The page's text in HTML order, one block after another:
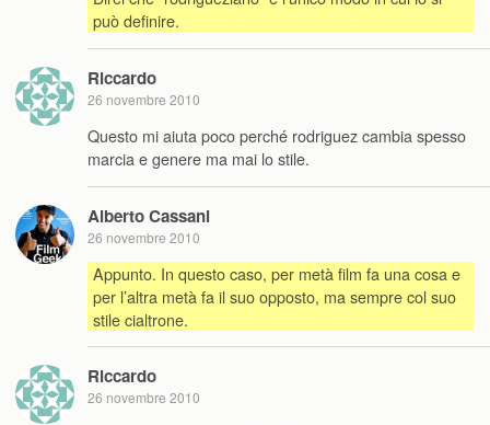
può definire.
Riccardo
26 novembre 2010
Questo mi aiuta poco perché rodriguez cambia spesso
marcia e genere ma mai lo stile.
Alberto Cassani
26 novembre 2010
Appunto. In questo caso, per metà film fa una cosa e
per l’altra metà fa il suo opposto, ma sempre col suo
stile cialtrone.
Riccardo
26 novembre 2010